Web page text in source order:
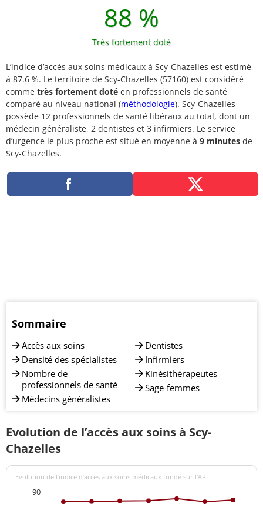
88 %
Très fortement doté
L’indice d’accès aux soins médicaux à Scy-Chazelles est estimé
à 87.6 %. Le territoire de Scy-Chazelles (57160) est considéré
comme très fortement doté en professionnels de santé
comparé au niveau national (méthodologie). Scy-Chazelles
possède 12 professionnels de santé libéraux au total, dont un
médecin généraliste, 2 dentistes et 3 infirmiers. Le service
d’urgence le plus proche est situé en moyenne à 9 minutes de
Scy-Chazelles.
Sommaire
Accès aux soins
Densité des spécialistes
Nombre de
professionnels de santé
Médecins généralistes
Dentistes
Infirmiers
Kinésithérapeutes
Sage-femmes
Evolution de l’accès aux soins à Scy-
Chazelles
Evolution de l’indice d’accès aux soins médicaux fondé sur l'APL
90